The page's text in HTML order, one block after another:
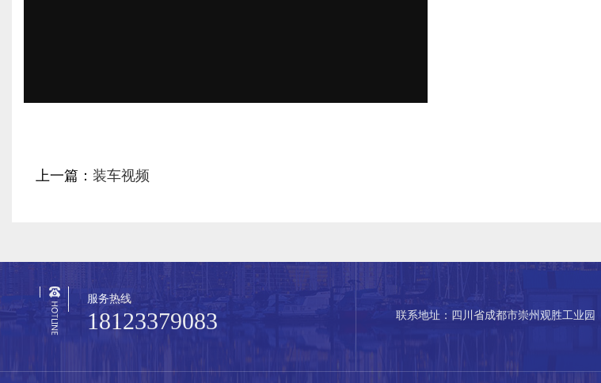
上一篇： 装车视频
服务热线
18123379083 联系地址：四川省成都市崇州观胜工业园